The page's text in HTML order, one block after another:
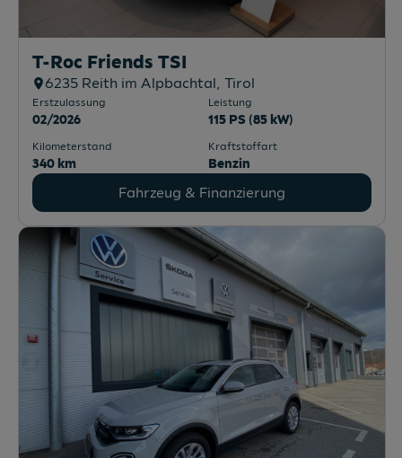
T-Roc Friends TSI
6235 Reith im Alpbachtal, Tirol
Erstzulassung
02/2026
Leistung
115 PS (85 kW)
Kilometerstand
340 km
Kraftstoffart
Benzin
Fahrzeug & Finanzierung